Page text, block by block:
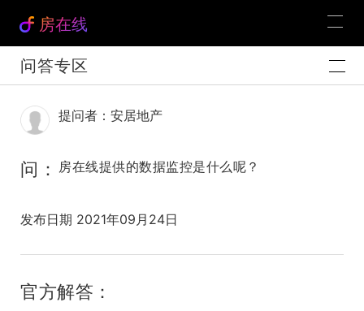
房在线
问答专区
提问者：安居地产
问： 房在线提供的数据监控是什么呢？
发布日期 2021年09月24日
官方解答：